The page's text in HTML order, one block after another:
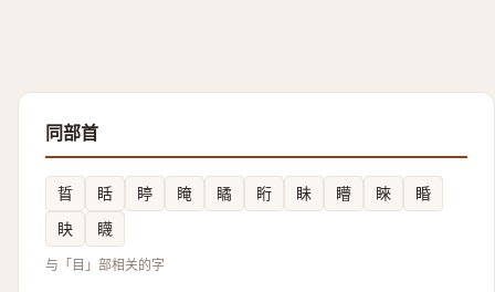
同部首
䀸 䀨 䁎 䁆 瞲 䀪 眛 矒 睞
睧
䀗
䁾
与「目」部相关的字